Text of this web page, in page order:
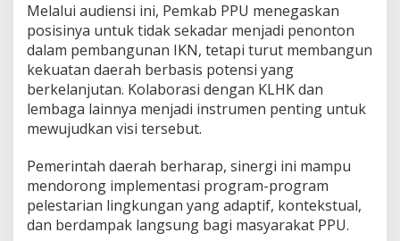
Melalui audiensi ini, Pemkab PPU menegaskan
posisinya untuk tidak sekadar menjadi penonton
dalam pembangunan IKN, tetapi turut membangun
kekuatan daerah berbasis potensi yang
berkelanjutan. Kolaborasi dengan KLHK dan
lembaga lainnya menjadi instrumen penting untuk
mewujudkan visi tersebut.
Pemerintah daerah berharap, sinergi ini mampu
mendorong implementasi program-program
pelestarian lingkungan yang adaptif, kontekstual,
dan berdampak langsung bagi masyarakat PPU.